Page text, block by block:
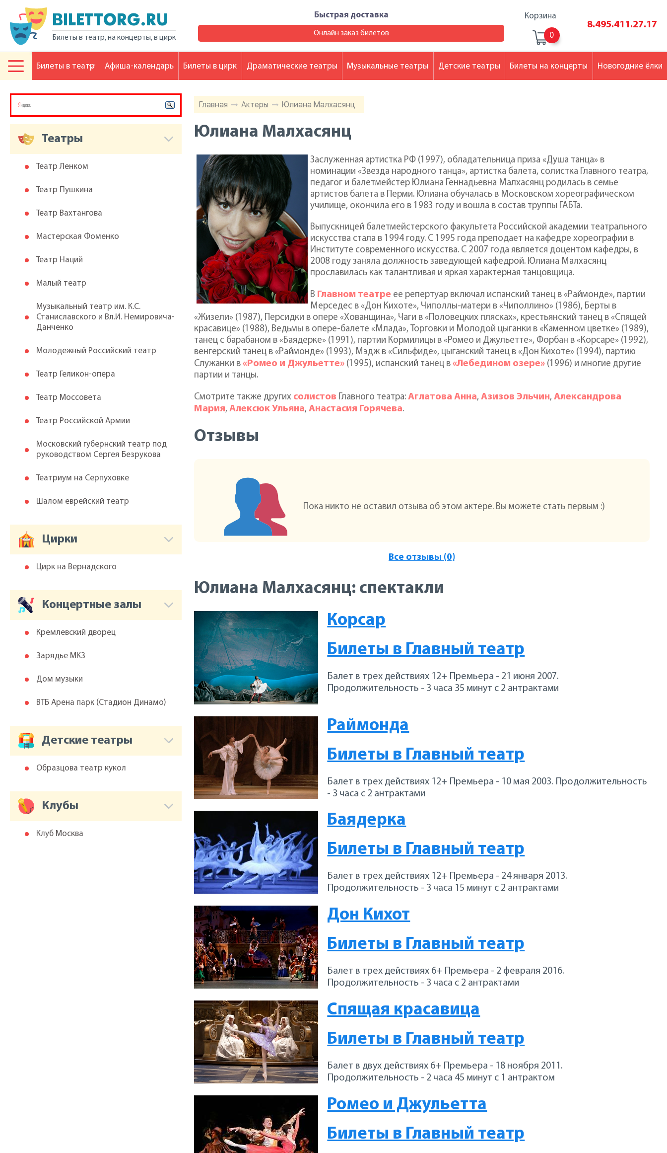
BILETTORG.RU
Билеты в театр, на концерты, в цирк
Быстрая доставка
Онлайн заказ билетов
Корзина
0
8.495.411.27.17
Главная Актеры Юлиана Малхасянц
Юлиана Малхасянц
Заслуженная артистка РФ (1997), обладательница приза «Душа танца» в
номинации «Звезда народного танца», артистка балета, солистка Главного театра,
педагог и балетмейстер Юлиана Геннадьевна Малхасянц родилась в семье
артистов балета в Перми. Юлиана обучалась в Московском хореографическом
училище, окончила его в 1983 году и вошла в состав труппы ГАБТа.
Выпускницей балетмейстерского факультета Российской академии театрального
искусства стала в 1994 году. С 1995 года преподает на кафедре хореографии в
Институте современного искусства. С 2007 года является доцентом кафедры, в
2008 году заняла должность заведующей кафедрой. Юлиана Малхасянц
прославилась как талантливая и яркая характерная танцовщица.
В Главном театре ее репертуар включал испанский танец в «Раймонде», партии
Мерседес в «Дон Кихоте», Чиполлы-матери в «Чиполлино» (1986), Берты в
«Жизели» (1987), Персидки в опере «Хованщина», Чаги в «Половецких плясках», крестьянский танец в «Спящей
красавице» (1988), Ведьмы в опере-балете «Млада», Торговки и Молодой цыганки в «Каменном цветке» (1989),
танец с барабаном в «Баядерке» (1991), партии Кормилицы в «Ромео и Джульетте», Форбан в «Корсаре» (1992),
венгерский танец в «Раймонде» (1993), Мэдж в «Сильфиде», цыганский танец в «Дон Кихоте» (1994), партию
Служанки в «Ромео и Джульетте» (1995), испанский танец в «Лебедином озере» (1996) и многие другие
партии и танцы.
Смотрите также других солистов Главного театра: Аглатова Анна, Азизов Эльчин, Александрова
Мария, Алексюк Ульяна, Анастасия Горячева.
Отзывы
Пока никто не оставил отзыва об этом актере. Вы можете стать первым :)
Все отзывы (0)
Юлиана Малхасянц: спектакли
Корсар
Билеты в Главный театр
Балет в трех действиях 12+ Премьера - 21 июня 2007.
Продолжительность - 3 часа 35 минут с 2 антрактами
Раймонда
Билеты в Главный театр
Балет в трех действиях 12+ Премьера - 10 мая 2003. Продолжительность
- 3 часа с 2 антрактами
Баядерка
Билеты в Главный театр
Балет в трех действиях 12+ Премьера - 24 января 2013.
Продолжительность - 3 часа 15 минут с 2 антрактами
Дон Кихот
Билеты в Главный театр
Балет в трех действиях 6+ Премьера - 2 февраля 2016.
Продолжительность - 3 часа с 2 антрактами
Спящая красавица
Билеты в Главный театр
Балет в двух действиях 6+ Премьера - 18 ноября 2011.
Продолжительность - 2 часа 45 минут с 1 антрактом
Ромео и Джульетта
Билеты в Главный театр
Театры
Театр Ленком
Театр Пушкина
Театр Вахтангова
Мастерская Фоменко
Театр Наций
Малый театр
Музыкальный театр им. К.С.
Станиславского и Вл.И. Немировича-
Данченко
Молодежный Российский театр
Театр Геликон-опера
Театр Моссовета
Театр Российской Армии
Московский губернский театр под
руководством Сергея Безрукова
Театриум на Серпуховке
Шалом еврейский театр
Цирки
Цирк на Вернадского
Концертные залы
Кремлевский дворец
Зарядье МКЗ
Дом музыки
ВТБ Арена парк (Cтадион Динамо)
Детские театры
Образцова театр кукол
Клубы
Клуб Москва
Билеты в театр Афиша-календарь Билеты в цирк Драматические театры Музыкальные театры Детские театры Билеты на концерты Новогодние ёлки